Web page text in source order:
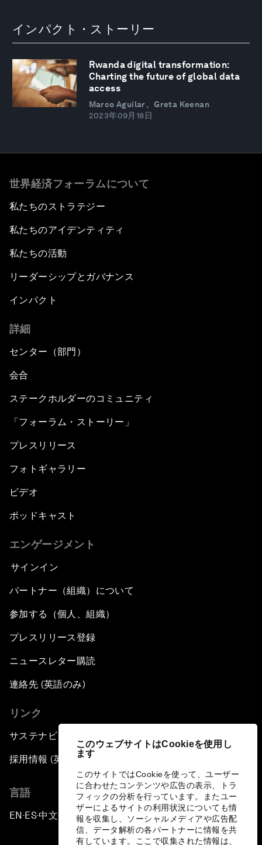
このウェブサイトはCookieを使用し
ます
このサイトではCookieを使って、ユーザー
に合わせたコンテンツや広告の表示、トラ
フィックの分析を行っています。またユー
ザーによるサイトの利用状況についても情
報を収集し、ソーシャルメディアや広告配
信、データ解析の各パートナーに情報を共
有しています。ここで収集された情報は、
インパクト・ストーリー
Rwanda digital transformation:
Charting the future of global data
access
Marco Aguilar、Greta Keenan
2023年09月18日
世界経済フォーラムについて
私たちのストラテジー
私たちのアイデンティティ
私たちの活動
リーダーシップとガバナンス
インパクト
詳細
センター（部門）
会合
ステークホルダーのコミュニティ
「フォーラム・ストーリー」
プレスリリース
フォトギャラリー
ビデオ
ポッドキャスト
エンゲージメント
サインイン
パートナー（組織）について
参加する（個人、組織）
プレスリリース登録
ニュースレター購読
連絡先 (英語のみ)
リンク
サステナビリティへの取り組み
採用情報 (英語のみ)
言語
EN ▪ ES▪中文▪ 日本語